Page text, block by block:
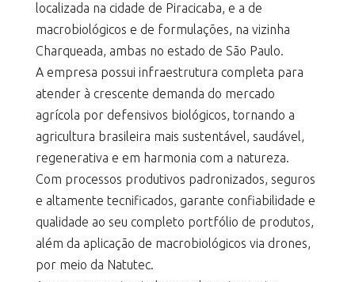
localizada na cidade de Piracicaba, e a de
macrobiológicos e de formulações, na vizinha
Charqueada, ambas no estado de São Paulo.
A empresa possui infraestrutura completa para
atender à crescente demanda do mercado
agrícola por defensivos biológicos, tornando a
agricultura brasileira mais sustentável, saudável,
regenerativa e em harmonia com a natureza.
Com processos produtivos padronizados, seguros
e altamente tecnificados, garante confiabilidade e
qualidade ao seu completo portfólio de produtos,
além da aplicação de macrobiológicos via drones,
por meio da Natutec.